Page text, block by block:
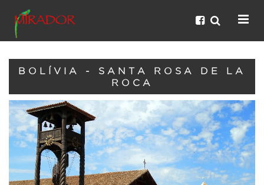
BOLÍVIA - SANTA ROSA DE LA
ROCA